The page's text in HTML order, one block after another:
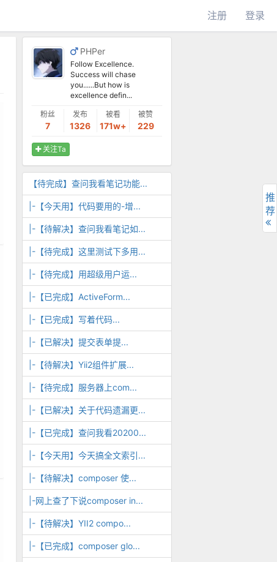
注册 登录
PHPer
Follow Excellence.
Success will chase
you......But how is
excellence defin...
粉丝
7
发布
1326
被看
171w+
被赞
229
关注Ta
【待完成】查问我看笔记功能...
|-【今天用】代码要用的-增...
|-【待解决】查问我看笔记如...
|-【待完成】这里测试下多用...
|-【待完成】用超级用户运...
|-【已完成】ActiveForm...
|-【已完成】写着代码...
|-【已解决】提交表单提...
|-【待解决】Yii2组件扩展...
|-【待完成】服务器上com...
|-【已解决】关于代码遗漏更...
|-【已完成】查问我看20200...
|-【今天用】今天搞全文索引...
|-【待解决】composer 使...
|-网上查了下说composer in...
|-【待解决】YII2 compo...
|-【已完成】composer glo...
推
荐